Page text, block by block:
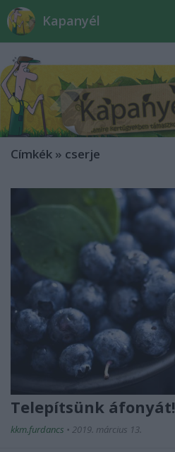
Kapanyél
Címkék » cserje
Telepítsünk áfonyát!
kkm.furdancs • 2019. március 13.